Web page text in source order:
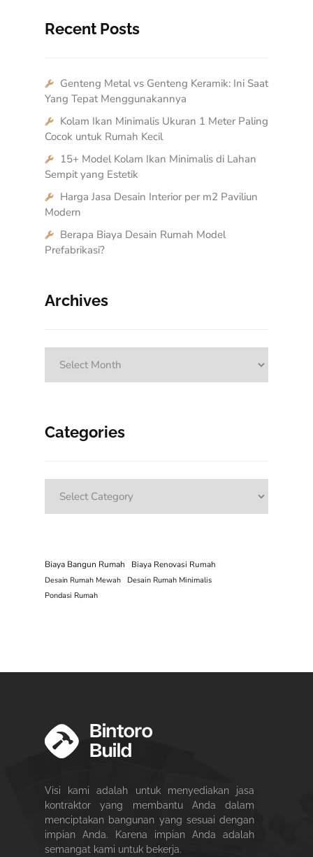
Recent Posts
Genteng Metal vs Genteng Keramik: Ini Saat
Yang Tepat Menggunakannya
Kolam Ikan Minimalis Ukuran 1 Meter Paling
Cocok untuk Rumah Kecil
15+ Model Kolam Ikan Minimalis di Lahan
Sempit yang Estetik
Harga Jasa Desain Interior per m2 Paviliun
Modern
Berapa Biaya Desain Rumah Model
Prefabrikasi?
Archives
Categories
Biaya Bangun Rumah Biaya Renovasi Rumah
Desain Rumah Mewah
Desain Rumah Minimalis
Pondasi Rumah
Visi kami adalah untuk menyediakan jasa
kontraktor yang membantu Anda dalam
menciptakan bangunan yang sesuai dengan
impian Anda. Karena impian Anda adalah
semangat kami untuk bekerja.